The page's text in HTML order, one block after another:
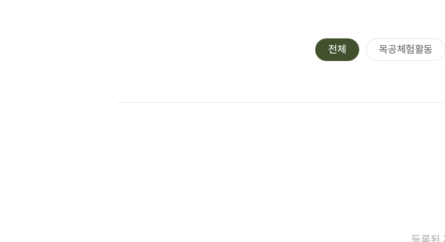
전체 목공체험활동